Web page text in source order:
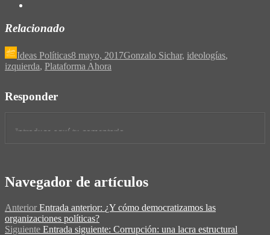
Relacionado
Ideas Políticas8 mayo, 2017Gonzalo Sichar, ideologías,
izquierda, Plataforma Ahora
Responder
Navegador de artículos
Anterior Entrada anterior: ¿Y cómo democratizamos las
organizaciones políticas?
Siguiente Entrada siguiente: Corrupción: una lacra estructural